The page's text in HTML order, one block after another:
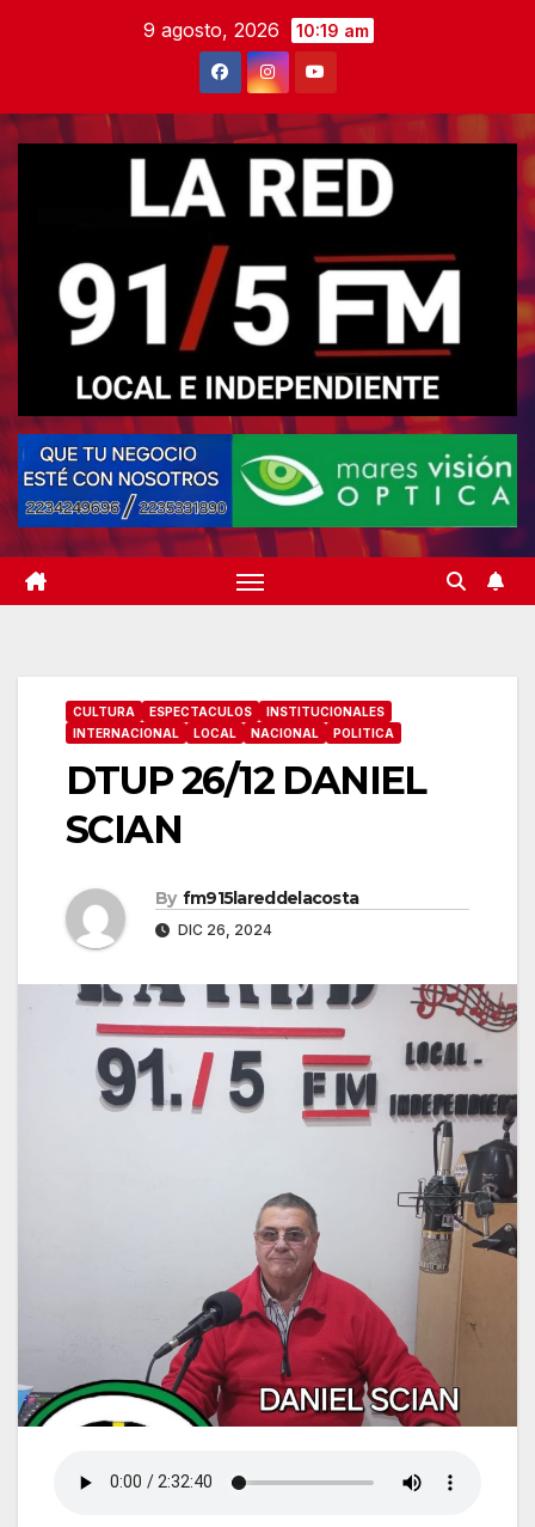
9 agosto, 2026 10:19 am
CULTURA ESPECTACULOS
INSTITUCIONALES
INTERNACIONAL
LOCAL NACIONAL POLITICA
DTUP 26/12 DANIEL
SCIAN
By fm915lareddelacosta
DIC 26, 2024